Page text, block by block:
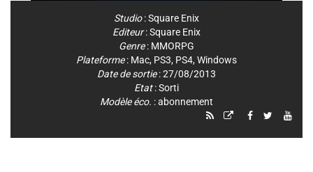
Studio:Square Enix
Editeur:Square Enix
Genre: MMORPG
Plateforme: Mac, PS3, PS4, Windows
Date de sortie: 27/08/2013
Etat: Sorti
Modèle éco. : abonnement